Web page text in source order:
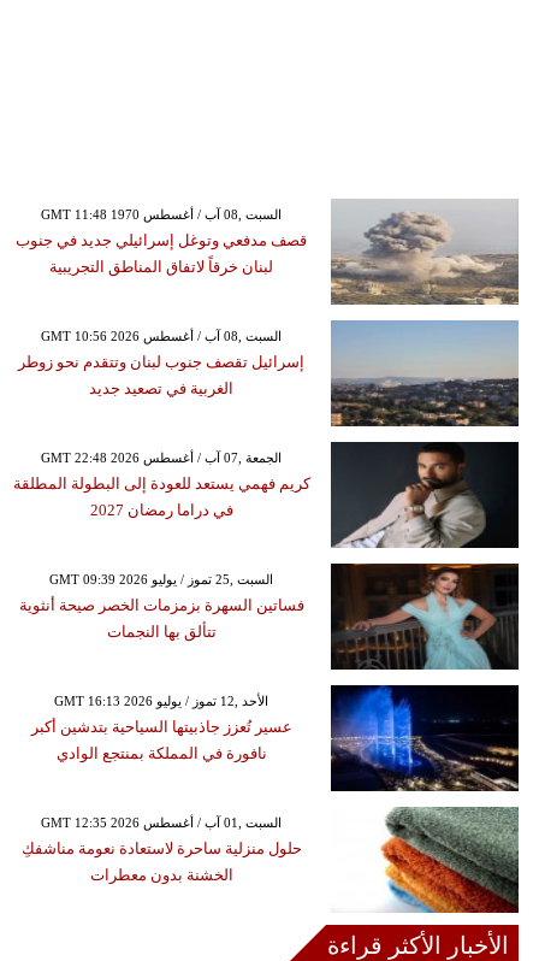
GMT 11:48 1970 السبت ,08 آب / أغسطس
قصف مدفعي وتوغل إسرائيلي جديد في جنوب
لبنان خرقاً لاتفاق المناطق التجريبية
GMT 10:56 2026 السبت ,08 آب / أغسطس
إسرائيل تقصف جنوب لبنان وتتقدم نحو زوطر
الغربية في تصعيد جديد
GMT 22:48 2026 الجمعة ,07 آب / أغسطس
كريم فهمي يستعد للعودة إلى البطولة المطلقة
في دراما رمضان 2027
GMT 09:39 2026 السبت ,25 تموز / يوليو
فساتين السهرة بزمزمات الخصر صيحة أنثوية
تتألق بها النجمات
GMT 16:13 2026 الأحد ,12 تموز / يوليو
عسير تُعزز جاذبيتها السياحية بتدشين أكبر
نافورة في المملكة بمنتجع الوادي
GMT 12:35 2026 السبت ,01 آب / أغسطس
حلول منزلية ساحرة لاستعادة نعومة مناشفكِ
الخشنة بدون معطرات
الأخبار الأكثر قراءة